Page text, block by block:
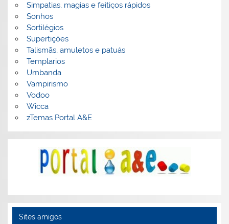
Simpatias, magias e feitiços rápidos
Sonhos
Sortilégios
Supertições
Talismãs, amuletos e patuás
Templarios
Umbanda
Vampirismo
Vodoo
Wicca
zTemas Portal A&E
Sites amigos